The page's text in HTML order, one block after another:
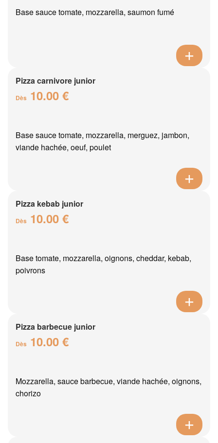
Base sauce tomate, mozzarella, saumon fumé
Pizza carnivore junior
Dès 10.00 €
Base sauce tomate, mozzarella, merguez, jambon,
viande hachée, oeuf, poulet
Pizza kebab junior
Dès 10.00 €
Base tomate, mozzarella, oignons, cheddar, kebab,
poivrons
Pizza barbecue junior
Dès 10.00 €
Mozzarella, sauce barbecue, viande hachée, oignons,
chorizo